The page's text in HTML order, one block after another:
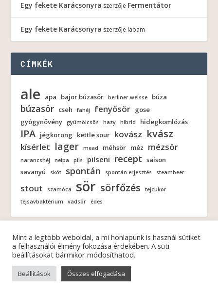
Egy fekete Karácsonyra szerzője Fermentátor
Egy fekete Karácsonyra szerzője labam
CÍMKÉK
ale apa bajor búzasör berliner weisse búza
búzasör cseh fahéj fenyősör gose
gyógynövény
gyümölcsös hazy hibrid hidegkomlózás
IPA jégkorong kettle sour kovász kvász
kísérlet lager mead méhsör méz mézsör
narancshéj neipa pils pilseni recept saison
savanyú
skót spontán spontán erjesztés steambeer
stout szamóca sör sörfőzés
tejcukor
tejsavbaktérium
vadsör édes
© 2026 | Minden jog fenntartva! |
ADATKEZELÉSI NYILATKOZAT
Mint a legtöbb weboldal, a mi honlapunk is használ sütiket
a felhasználói élmény fokozása érdekében. A süti
beállításokat bármikor módosíthatod.
Beállítások Összes elfogadása